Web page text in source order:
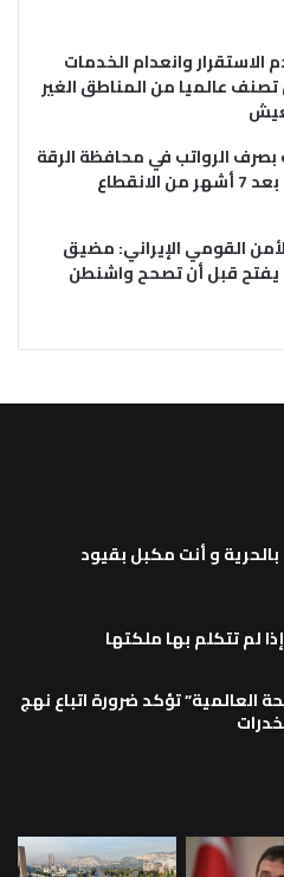
وانعدام الخدمات
عالميا من المناطق الغير
بصرف الرواتب في محافظة الرقة
القومي الإيراني: مضيق
يفتح قبل أن تصحح واشنطن
و أنت مكبل بقيود
لم تتكلم بها ملكتها
العالمية” تؤكد ضرورة اتباع نهج